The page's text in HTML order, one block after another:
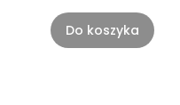
Do koszyka